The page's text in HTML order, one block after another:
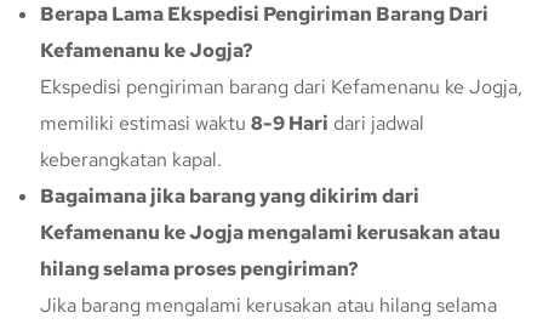
Berapa Lama Ekspedisi Pengiriman Barang Dari
Kefamenanu ke Jogja?
Ekspedisi pengiriman barang dari Kefamenanu ke Jogja,
memiliki estimasi waktu 8-9 Hari dari jadwal
keberangkatan kapal.
Bagaimana jika barang yang dikirim dari
Kefamenanu ke Jogja mengalami kerusakan atau
hilang selama proses pengiriman?
Jika barang mengalami kerusakan atau hilang selama